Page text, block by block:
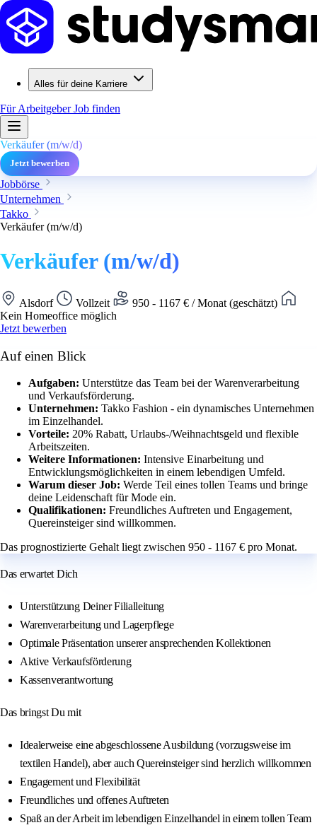
Alles für deine Karriere
Für ArbeitgeberJob finden
Verkäufer (m/w/d)
Jetzt bewerben
Jobbörse
Unternehmen
Takko
Verkäufer (m/w/d)
Verkäufer (m/w/d)
Alsdorf Vollzeit
950 - 1167 € / Monat (geschätzt)
Kein Homeoffice möglich
Jetzt bewerben
Auf einen Blick
Aufgaben: Unterstütze das Team bei der Warenverarbeitung
und Verkaufsförderung.
Unternehmen: Takko Fashion - ein dynamisches Unternehmen
im Einzelhandel.
Vorteile: 20% Rabatt, Urlaubs-/Weihnachtsgeld und flexible
Arbeitszeiten.
Weitere Informationen: Intensive Einarbeitung und
Entwicklungsmöglichkeiten in einem lebendigen Umfeld.
Warum dieser Job: Werde Teil eines tollen Teams und bringe
deine Leidenschaft für Mode ein.
Qualifikationen: Freundliches Auftreten und Engagement,
Quereinsteiger sind willkommen.
Das prognostizierte Gehalt liegt zwischen 950 - 1167 € pro Monat.
Das erwartet Dich
Unterstützung Deiner Filialleitung
Warenverarbeitung und Lagerpflege
Optimale Präsentation unserer ansprechenden Kollektionen
Aktive Verkaufsförderung
Kassenverantwortung
Das bringst Du mit
Idealerweise eine abgeschlossene Ausbildung (vorzugsweise im
textilen Handel), aber auch Quereinsteiger sind herzlich willkommen
Engagement und Flexibilität
Freundliches und offenes Auftreten
Spaß an der Arbeit im lebendigen Einzelhandel in einem tollen Team